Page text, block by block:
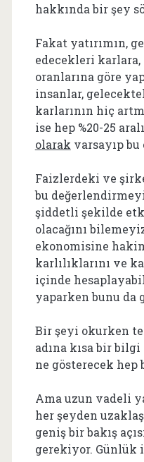
hakkında bir şey
Fakat yatırımın,
edecekleri
oranlarına göre
insanlar,
karlarının hiç
ise hep %20-25
olarak varsayıp
Faizlerdeki ve
bu
şiddetli şekilde
olacağını
ekonomisine
karlılıklarını ve
içinde
yaparken bunu da
Bir şeyi okurken
adına kısa bir
ne gösterecek
Ama uzun vadeli
her şeyden
geniş bir bakış
gerekiyor. Günlük